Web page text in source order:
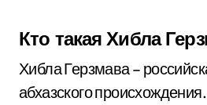
Кто такая Хибла
Хибла Герзмава –
абхазского